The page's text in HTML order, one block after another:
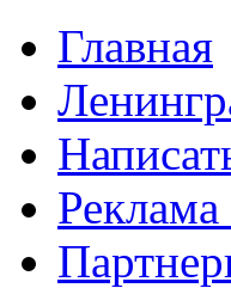
Главная
Реклама